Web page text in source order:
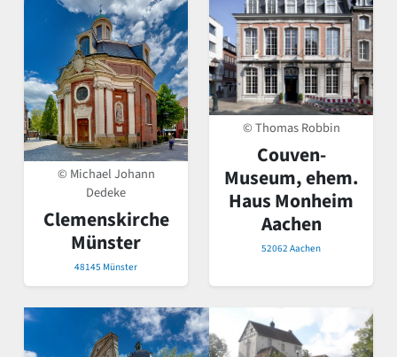
© Michael Johann
Dedeke
Clemenskirche
Münster
48145 Münster
© Thomas Robbin
Couven-
Museum, ehem.
Haus Monheim
Aachen
52062 Aachen